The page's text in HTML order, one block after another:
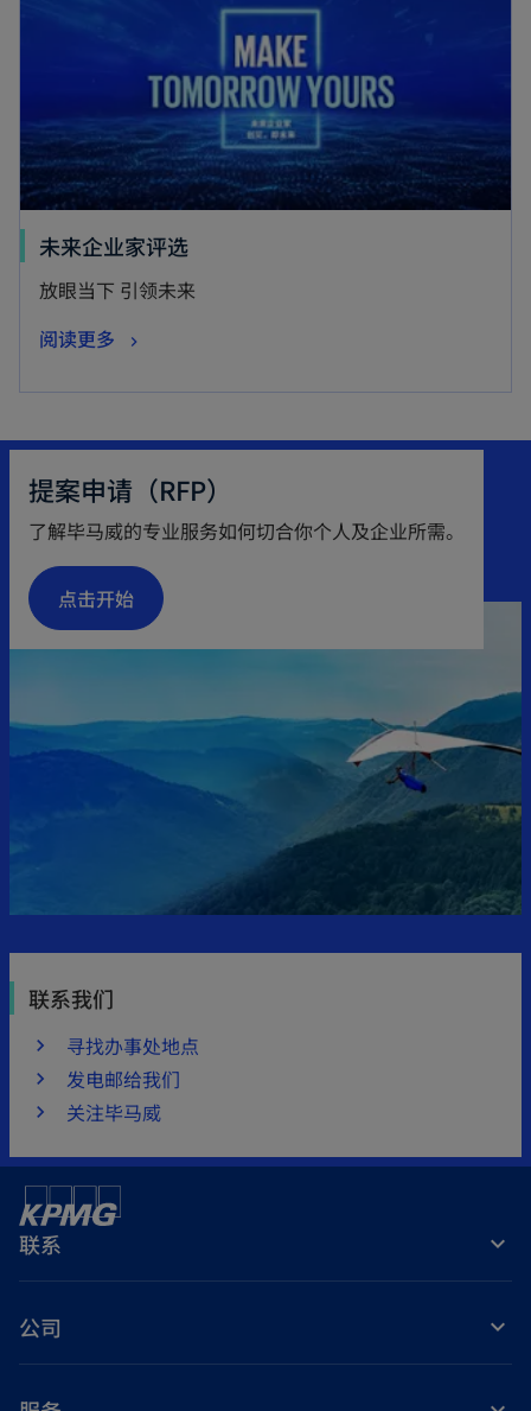
未来企业家评选
放眼当下 引领未来
阅读更多
提案申请（RFP）
了解毕马威的专业服务如何切合你个人及企业所需。
点击开始
联系我们
寻找办事处地点
发电邮给我们
关注毕马威
联系
公司